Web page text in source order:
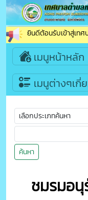
ยินดีต้อนรับเข้าสู่เทศ
เมนูหน้าหลัก
เมนูต่างๆเกี่
ค้นหา
ชมรมอ